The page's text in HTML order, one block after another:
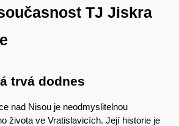
TJ Jiskra
trvá dodnes
nad Nisou je neodmyslitelnou
života ve Vratislavicích. Její historie je